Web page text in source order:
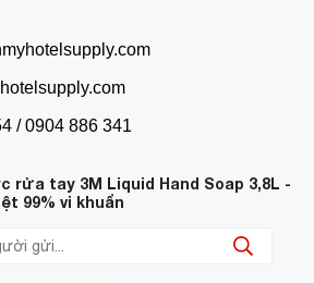
/ 0904 886 341
rửa tay 3M Liquid Hand Soap 3,8L -
99% vi khuẩn